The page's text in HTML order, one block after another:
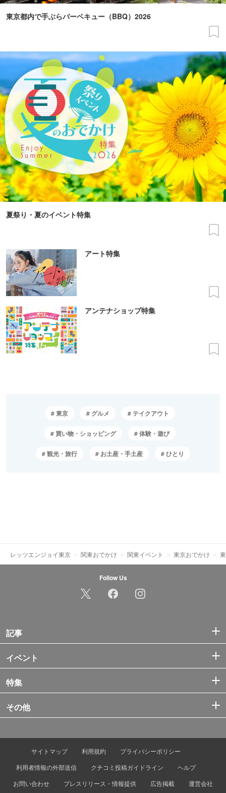
東京都内で手ぶらバーベキュー（BBQ）2026
夏祭り・夏のイベント特集
アート特集
アンテナショップ特集
東京 グルメ テイクアウト
買い物・ショッピング 体験・遊び
観光・旅行 お土産・手土産 ひとり
レッツエンジョイ東京 関東おでかけ 関東イベント 東京おでかけ
Follow Us
記事
イベント
特集
その他
サイトマップ 利用規約
プライバシーポリシー
利用者情報の外部送信
クチコミ投稿ガイドライン
ヘルプ
お問い合わせ
プレスリリース・情報提供 広告掲載 運営会社